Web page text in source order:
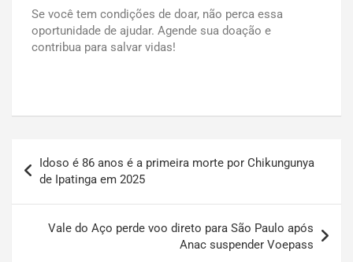
Se você tem condições de doar, não perca essa
oportunidade de ajudar. Agende sua doação e
contribua para salvar vidas!
Idoso é 86 anos é a primeira morte por Chikungunya
de Ipatinga em 2025
Vale do Aço perde voo direto para São Paulo após
Anac suspender Voepass